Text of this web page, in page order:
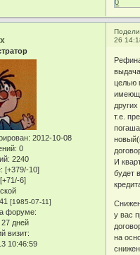
0
26
: 2012-10-08
0
2240
[+379/-10]
[+71/-6]
41[1985-07-11]
форуме:
дней
визит:
10:46:59
целью
других
т.е.
И
будет
у вас
на